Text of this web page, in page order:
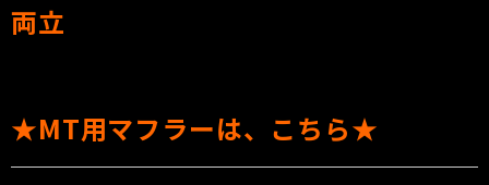
両立
★MT用マフラーは、こちら★